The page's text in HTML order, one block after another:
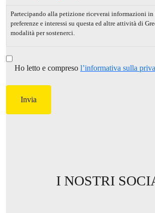
Partecipando alla petizione riceverai informazioni in
preferenze e interessi su questa ed altre attività di
modalità per sostenerci.
Ho letto e compreso l’informativa sulla
I NOSTRI